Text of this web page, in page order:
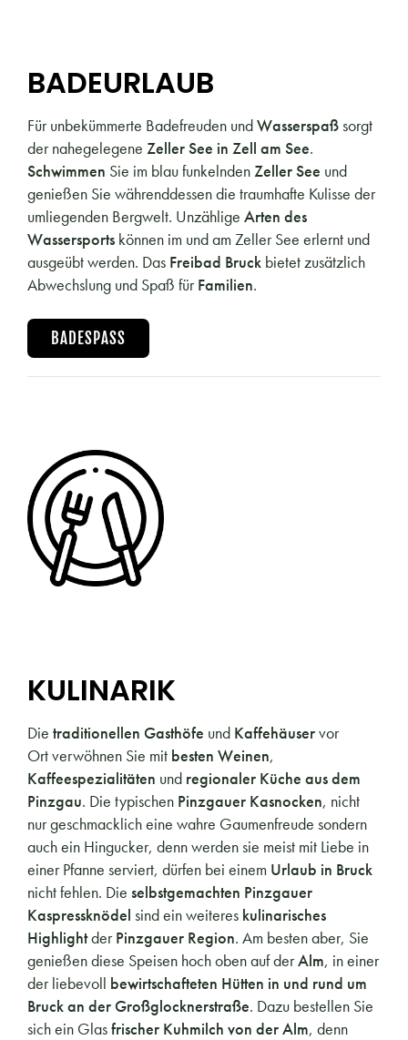
BADEURLAUB
Für unbekümmerte Badefreuden undWasserspaßsorgt
der nahegelegene Zeller See in Zell am See.
Schwimmen Sie im blau funkelndenZeller See und
genießen Sie währenddessen die traumhafte Kulisse der
umliegenden Bergwelt. Unzählige Arten des
Wassersports können im und am Zeller See erlernt und
ausgeübt werden. Das Freibad Bruck bietet zusätzlich
Abwechslung und Spaß fürFamilien.
BADESPASS
KULINARIK
Die traditionellen Gasthöfe und Kaffehäuservor
Ort verwöhnen Sie mit besten Weinen,
Kaffeespezialitäten und regionaler Küche aus dem
Pinzgau. Die typischen Pinzgauer Kasnocken, nicht
nur geschmacklich eine wahre Gaumenfreude sondern
auch ein Hingucker, denn werden sie meist mit Liebe in
einer Pfanne serviert, dürfen bei einem Urlaub in Bruck
nicht fehlen. Die selbstgemachten Pinzgauer
Kaspressknödel sind ein weiteres kulinarisches
HighlightderPinzgauer Region. Am besten aber, Sie
genießen diese Speisen hoch oben auf derAlm, in einer
der liebevoll bewirtschafteten Hütten in und rund um
Bruck an der Großglocknerstraße. Dazu bestellen Sie
sich ein Glasfrischer Kuhmilch von der Alm, denn